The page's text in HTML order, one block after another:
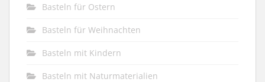
Basteln für Ostern
Basteln für Weihnachten
Basteln mit Kindern
Basteln mit Naturmaterialien